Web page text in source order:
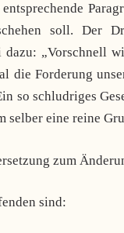
soll. Der
dazu: „Vorschnell
die Forderung
so schludriges
selber eine reine
zum
sind: